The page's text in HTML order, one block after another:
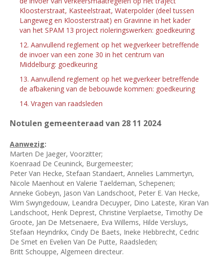
Kloosterstraat, Kasteelstraat, Waterpolder (deel tussen
Langeweg en Kloosterstraat) en Gravinne in het kader
van het SPAM 13 project rioleringswerken: goedkeuring
12. Aanvullend reglement op het wegverkeer betreffende
de invoer van een zone 30 in het centrum van
Middelburg: goedkeuring
13. Aanvullend reglement op het wegverkeer betreffende
de afbakening van de bebouwde kommen: goedkeuring
14. Vragen van raadsleden
Notulen gemeenteraad van 28 11 2024
Aanwezig:
Marten De Jaeger, Voorzitter;
Koenraad De Ceuninck, Burgemeester;
Peter Van Hecke, Stefaan Standaert, Annelies Lammertyn,
Nicole Maenhout en Valerie Taeldeman, Schepenen;
Anneke Gobeyn, Jason Van Landschoot, Peter E. Van Hecke,
Wim Swyngedouw, Leandra Decuyper, Dino Lateste, Kiran Van
Landschoot, Henk Deprest, Christine Verplaetse, Timothy De
Groote, Jan De Metsenaere, Eva Willems, Hilde Versluys,
Stefaan Heyndrikx, Cindy De Baets, Ineke Hebbrecht, Cedric
De Smet en Evelien Van De Putte, Raadsleden;
Britt Schouppe, Algemeen directeur.